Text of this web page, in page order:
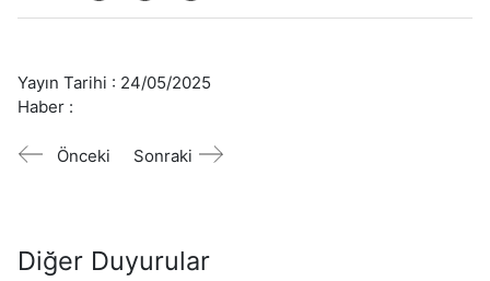
Yayın Tarihi : 24/05/2025
Haber :
Önceki Sonraki
Diğer Duyurular